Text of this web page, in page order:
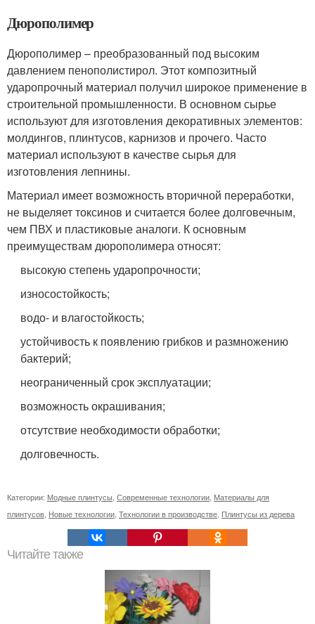
Дюрополимер
Дюрополимер – преобразованный под высоким
давлением пенополистирол. Этот композитный
ударопрочный материал получил широкое применение в
строительной промышленности. В основном сырье
используют для изготовления декоративных элементов:
молдингов, плинтусов, карнизов и прочего. Часто
материал используют в качестве сырья для
изготовления лепнины.
Материал имеет возможность вторичной переработки,
не выделяет токсинов и считается более долговечным,
чем ПВХ и пластиковые аналоги. К основным
преимуществам дюрополимера относят:
высокую степень ударопрочности;
износостойкость;
водо- и влагостойкость;
устойчивость к появлению грибков и размножению
бактерий;
неограниченный срок эксплуатации;
возможность окрашивания;
отсутствие необходимости обработки;
долговечность.
Категории: Модные плинтусы Современные технологии Материалы для
плинтусов Новые технологии Технологии в производстве Плинтусы из дерева
Читайте также